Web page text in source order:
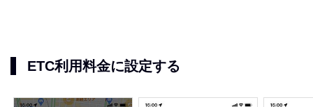
ETC利用料金に設定する